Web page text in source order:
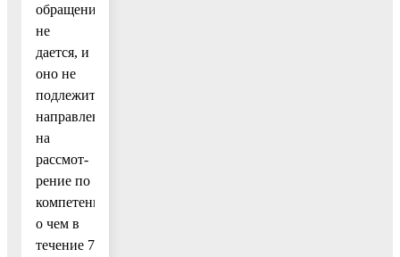
обращение
не
дается, и
оно не
подлежит
направлению
на
рассмот-
рение по
компетенции,
о чем в
течение 7